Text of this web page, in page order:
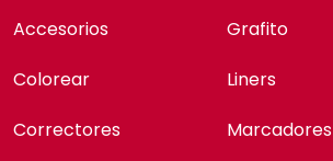
Accesorios
Colorear
Correctores
Grafito
Liners
Marcadores